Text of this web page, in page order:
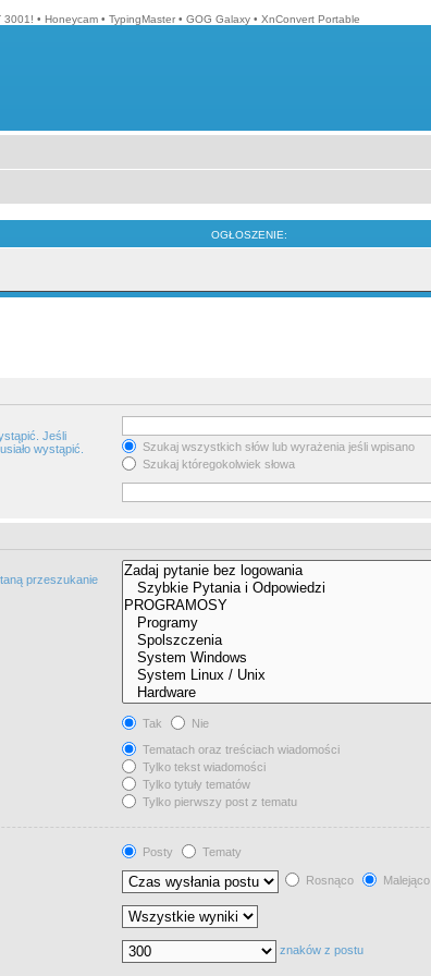
3001! • Honeycam • TypingMaster • GOG Galaxy • XnConvert Portable
OGŁOSZENIE:
Jeśli
wystąpić.
Szukaj wszystkich słów lub wyrażenia jeśli wpisano
Szukaj któregokolwiek słowa
przeszukanie
Tak
Nie
Tematach oraz treściach wiadomości
Tylko tekst wiadomości
Tylko tytuły tematów
Tylko pierwszy post z tematu
Posty
Tematy
Rosnąco Malejąco
znaków z postu